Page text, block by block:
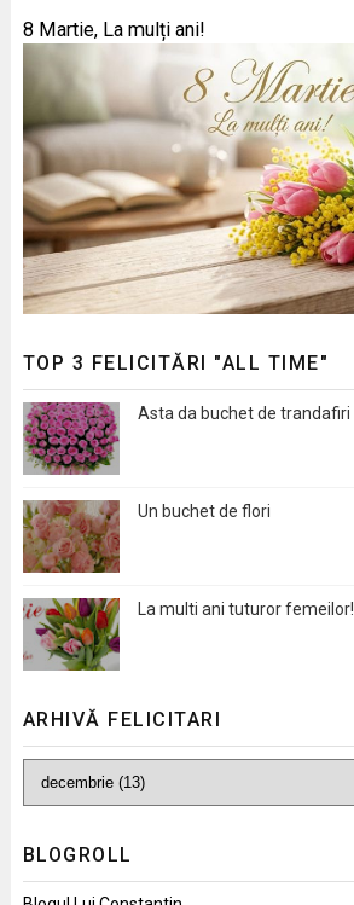
8 Martie, La mulți ani!
TOP 3 FELICITĂRI "ALL TIME"
Asta da buchet de trandafiri
Un buchet de flori
La multi ani tuturor femeilor!
ARHIVĂ FELICITARI
BLOGROLL